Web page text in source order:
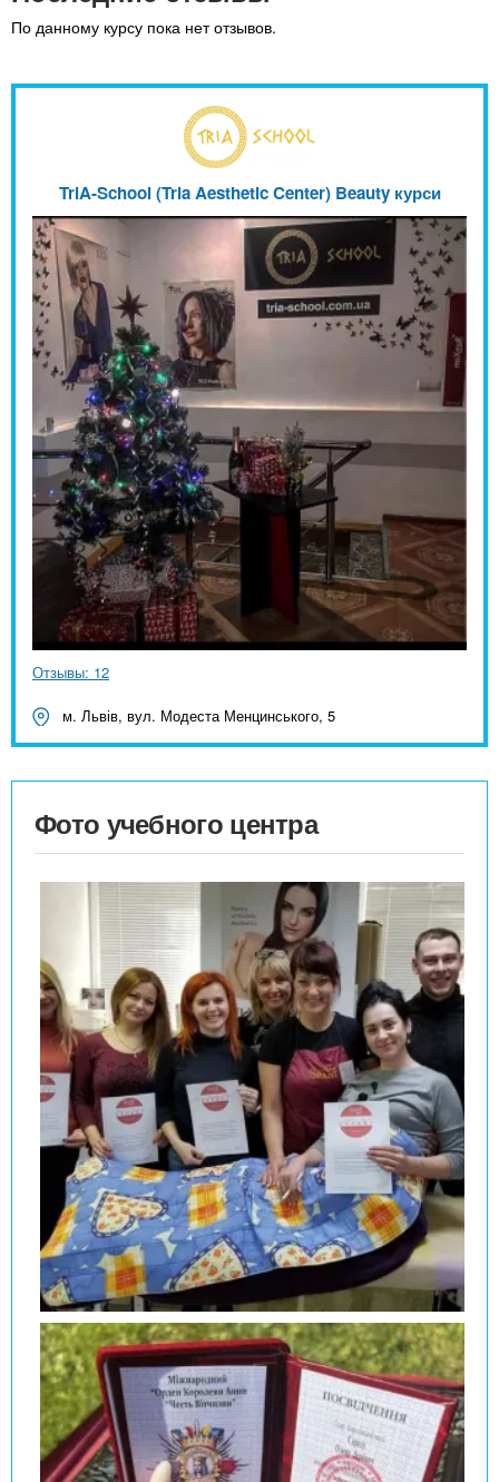
По данному курсу пока нет отзывов.
TriA-School (Tria Aesthetic Center) Beauty курси
Отзывы: 12
м. Львів, вул. Модеста Менцинського, 5
Фото учебного центра